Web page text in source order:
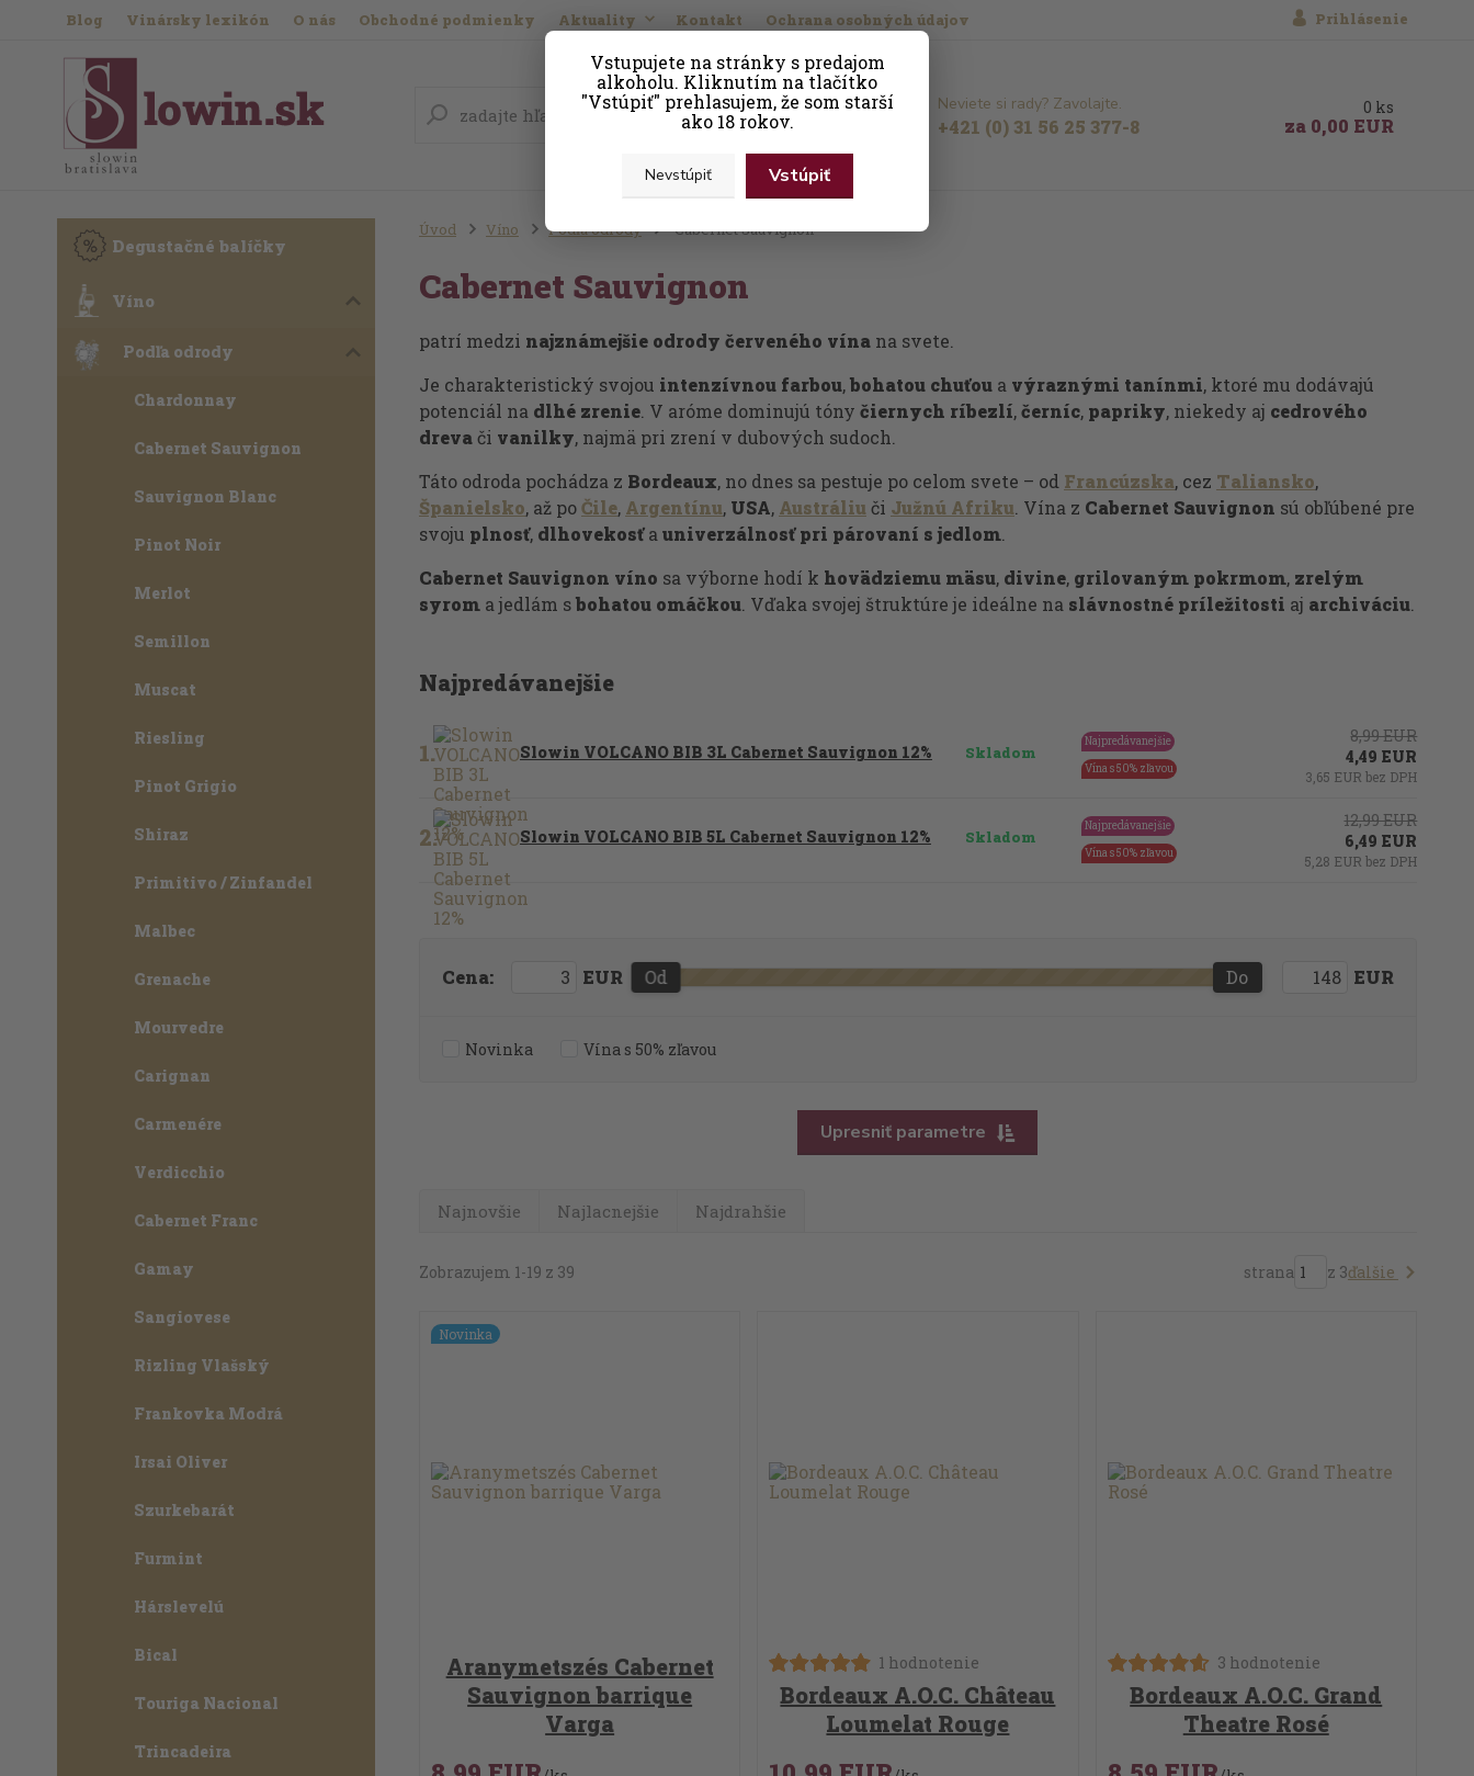
Vstupujete na stránky s predajom
alkoholu. Kliknutím na tlačítko
"Vstúpiť" prehlasujem, že som starší
ako 18 rokov.
Nevstúpiť Vstúpiť
Blog Vinársky lexikón O nás Obchodné podmienky Aktuality Kontakt Ochrana osobných údajov Prihlásenie
Hľadať Neviete si rady? Zavolajte.
+421 (0) 31 56 25 377-8
0 ks
za0,00 EUR
Degustačné balíčky
Víno
Podľa odrody
Chardonnay
Cabernet Sauvignon
Sauvignon Blanc
Pinot Noir
Merlot
Semillon
Muscat
Riesling
Pinot Grigio
Shiraz
Primitivo / Zinfandel
Malbec
Grenache
Mourvedre
Carignan
Carmenére
Verdicchio
Cabernet Franc
Gamay
Sangiovese
Rizling Vlašský
Frankovka Modrá
Irsai Oliver
Szurkebarát
Furmint
Hárslevelú
Bical
Touriga Nacional
Trincadeira
Úvod Víno Podľa odrody Cabernet Sauvignon
Cabernet Sauvignon
patrí medzi najznámejšie odrody červeného vínana svete.
Je charakteristický svojou intenzívnou farbou,bohatou chuťoua výraznými tanínmi, ktoré mu dodávajú
potenciál na dlhé zrenie. V aróme dominujú tóny čiernych ríbezlí,černíc, papriky, niekedy aj cedrového
drevači vanilky, najmä pri zrení v dubových sudoch.
Táto odroda pochádza z Bordeaux, no dnes sa pestuje po celom svete – od Francúzska, cez Taliansko,
Španielsko, až poČile, Argentínu, USA, Austráliu či Južnú Afriku . Vína z Cabernet Sauvignon sú obľúbené pre
svoju plnosť, dlhovekosťa univerzálnosť pri párovaní s jedlom.
Cabernet Sauvignon víno sa výborne hodí k hovädziemu mäsu, divine, grilovaným pokrmom, zrelým
syroma jedlám sbohatou omáčkou. Vďaka svojej štruktúre je ideálne na slávnostné príležitosti aj archiváciu.
Najpredávanejšie
1. Slowin VOLCANO BIB 3L Cabernet Sauvignon 12% Skladom
Najpredávanejšie
Vína s 50% zľavou
8,99 EUR
4,49 EUR
3,65 EUR bez DPH
2. Slowin VOLCANO BIB 5L Cabernet Sauvignon 12% Skladom
Najpredávanejšie
Vína s 50% zľavou
12,99 EUR
6,49 EUR
5,28 EUR bez DPH
Upresniť parametre
Cena: EUR Od Do EUR
Novinka Vína s 50% zľavou
Najnovšie Najlacnejšie Najdrahšie
Zobrazujem 1-19 z 39 strana z 3ďalšie
Novinka
Aranymetszés Cabernet
Sauvignon barrique
Varga
1 hodnotenie
Bordeaux A.O.C. Château
Loumelat Rouge
3 hodnotenie
Bordeaux A.O.C. Grand
Theatre Rosé